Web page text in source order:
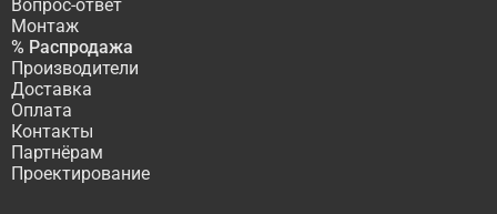
Вопрос-ответ
Монтаж
% Распродажа
Производители
Доставка
Оплата
Контакты
Партнёрам
Проектирование